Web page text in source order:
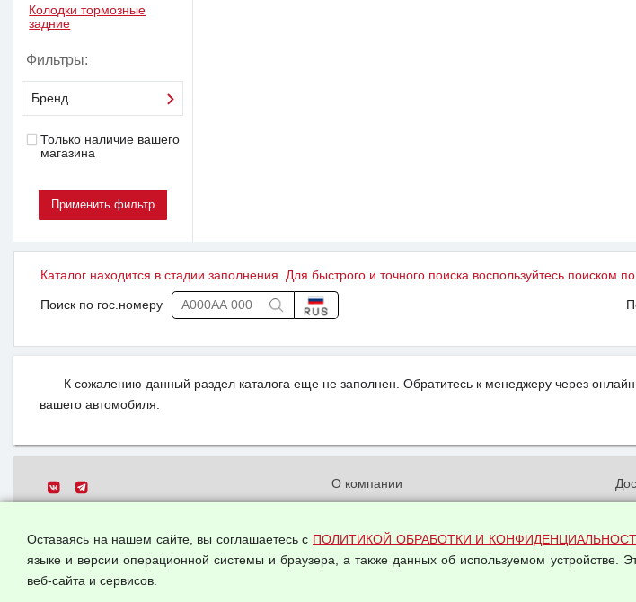
Колодки тормозные
задние
Фильтры:
Бренд
Только наличие вашего
магазина
Каталог находится в стадии заполнения. Для быстрого и точного поиска воспользуйтесь поиском
Поиск по гос.номеру
К сожалению данный раздел каталога еще не заполнен. Обратитесь к менеджеру через
вашего автомобиля.
Все права защищены.
О компании
данных
Оставаясь на нашем сайте, вы соглашаетесь с ПОЛИТИКОЙ ОБРАБОТКИ И
языке и версии операционной системы и браузера, а также данных об используемом устройстве.
веб-сайта и сервисов.